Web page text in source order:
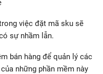
việc đặt mã sku sẽ
sự nhầm lẫn.
bán hàng để quản lý các
những phần mềm này